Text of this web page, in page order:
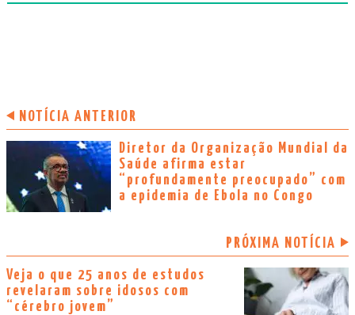
NOTÍCIA ANTERIOR
Diretor da Organização Mundial da
Saúde afirma estar
“profundamente preocupado” com
a epidemia de Ebola no Congo
PRÓXIMA NOTÍCIA
Veja o que 25 anos de estudos
revelaram sobre idosos com
“cérebro jovem”